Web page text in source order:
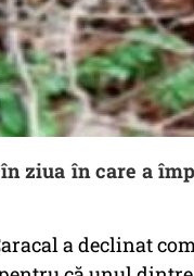
ziua în care a
a declinat